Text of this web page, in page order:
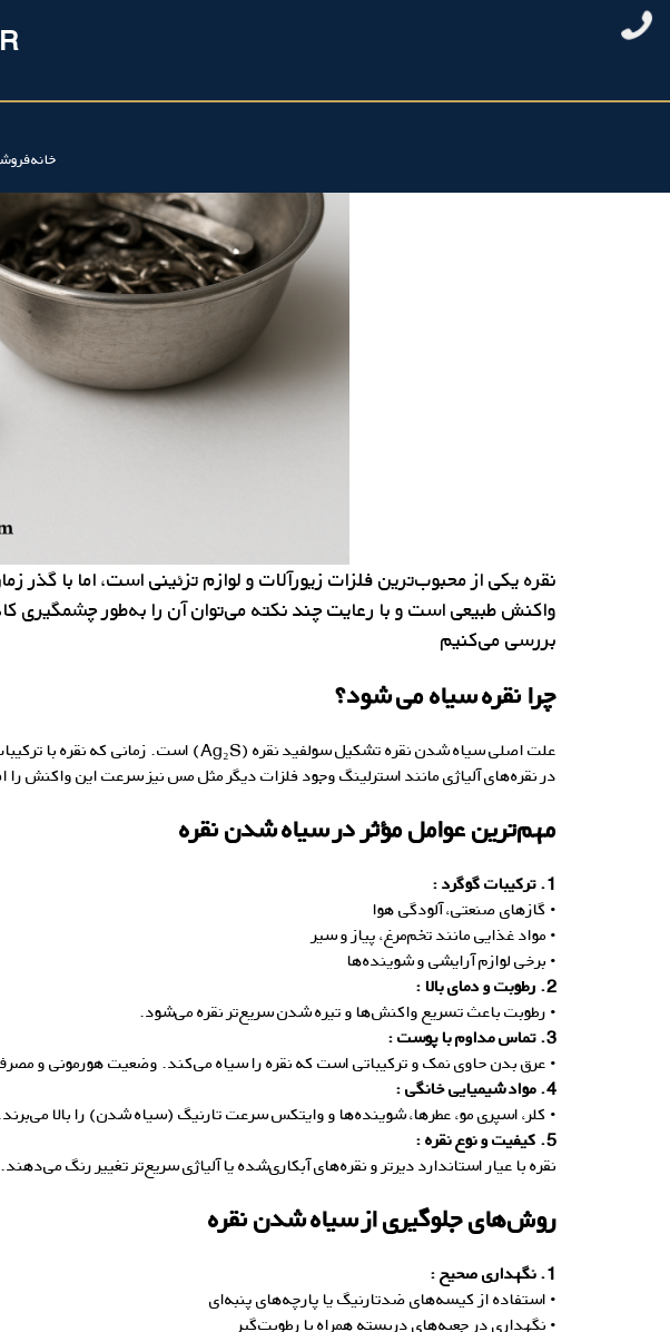
خانه
دلایل سیاه شدن نقره و راه‌های موثر جلوگیری از آن
نقرهیکی از محبوب‌ترینفلزات زیورآلاتو لوازم تزئینی است، اما با
واکنش طبیعی است و با رعایت چند نکتهمی‌توانآن را به‌طورچشمگیری
بررسی می‌کنیم
چرا نقره سیاه می شود؟
علت اصلی سیاه شدن نقره تشکیل سولفید نقره (Ag₂S) است. زمانی که نقره با ترکیبات حاوی گوگرد موجود در هوا یا محیط تماس پیدا می‌کند، سطح آن به‌تدریج تیره می‌شود.
در نقره‌های آلیاژی مانند استرلینگ وجود فلزات دیگر مثل مس نیز سرعت این واکنش
مهم‌ترین عوامل مؤثر در سیاه شدن نقره
1. ترکیبات گوگرد :
• گازهای صنعتی، آلودگی هوا
• مواد غذایی مانند تخم‌مرغ، پیاز و سیر
• برخی لوازم آرایشی و شوینده‌ها
2. رطوبت و دمای بالا :
• رطوبت باعث تسریع واکنش‌ها و تیره شدن سریع‌تر نقره می‌شود.
3. تماس مداوم با پوست :
• عرق بدن حاوی نمک و ترکیباتی است که نقره را سیاه می‌کند. وضعیت هورمونی و
4. مواد شیمیایی خانگی :
• کلر، اسپری مو، عطرها، شوینده‌ها و وایتکس سرعت تارنیگ (سیاه شدن) را بالا
5. کیفیت و نوع نقره :
نقره با عیار استاندارد دیرتر و نقره‌های آبکاری‌شده یا آلیاژی سریع‌تر تغییر رنگ می‌دهند.
روش‌های جلوگیری از سیاه شدن نقره
1. نگهداری صحیح :
• استفاده از کیسه‌های ضدتارنیگ یا پارچه‌های پنبه‌ای
• نگهداری در جعبه‌های دربسته همراه با رطوبت‌گیر